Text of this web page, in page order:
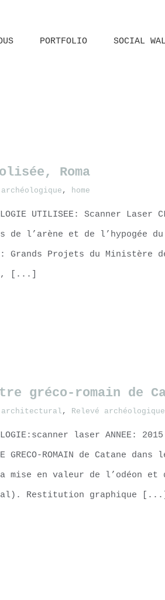
PORTFOLIO SOCIAL
Roma
, home
UTILISEE: Scanner
de l’arène et de l’hypogée
Grands Projets du Ministère
[...]
gréco-romain de
architectural, Relevé archéologique
laser ANNEE:
GRECO-ROMAIN de Catane
mise en valeur de l’odéon et
Restitution graphique [...]